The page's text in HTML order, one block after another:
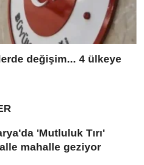
değişim... 4 ülkeye
'Mutluluk Tırı'
mahalle geziyor